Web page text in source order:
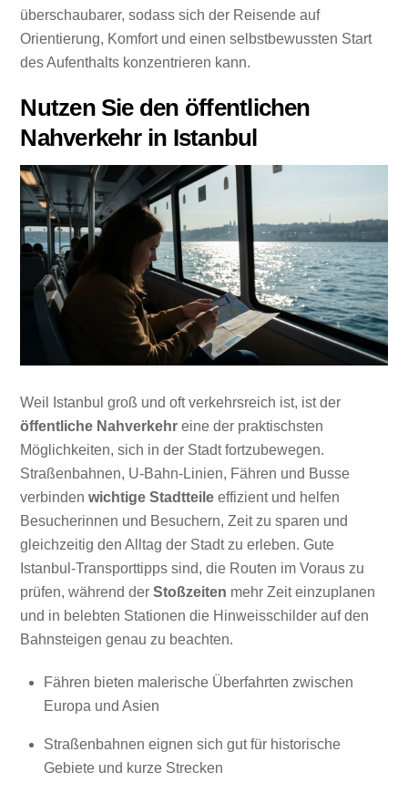
überschaubarer, sodass sich der Reisende auf
Orientierung, Komfort und einen selbstbewussten Start
des Aufenthalts konzentrieren kann.
Nutzen Sie den öffentlichen
Nahverkehr in Istanbul
Weil Istanbul groß und oft verkehrsreich ist, ist der
öffentliche Nahverkehr eine der praktischsten
Möglichkeiten, sich in der Stadt fortzubewegen.
Straßenbahnen, U-Bahn-Linien, Fähren und Busse
verbindenwichtige Stadtteile effizient und helfen
Besucherinnen und Besuchern, Zeit zu sparen und
gleichzeitig den Alltag der Stadt zu erleben. Gute
Istanbul-Transporttipps sind, die Routen im Voraus zu
prüfen, während derStoßzeiten mehr Zeit einzuplanen
und in belebten Stationen die Hinweisschilder auf den
Bahnsteigen genau zu beachten.
Fähren bieten malerische Überfahrten zwischen
Europa und Asien
Straßenbahnen eignen sich gut für historische
Gebiete und kurze Strecken